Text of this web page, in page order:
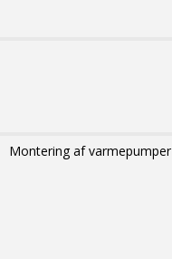
Montering af varmepumper